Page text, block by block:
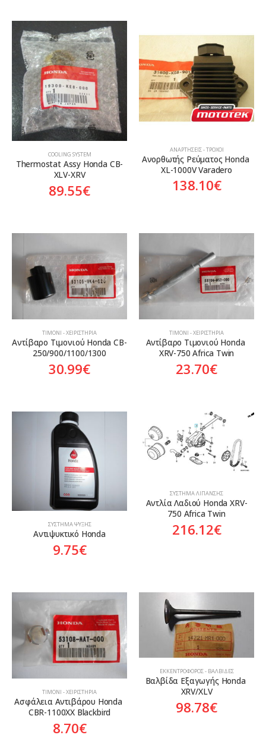
COOLING SYSTEM
Thermostat Assy Honda CB-
XLV-XRV
89.55€
ΑΝΑΡΤΉΣΕΙΣ - ΤΡΟΧΟΊ
Ανορθωτής Ρεύματος Honda
XL-1000V Varadero
138.10€
ΤΙΜΌΝΙ - ΧΕΙΡΙΣΤΉΡΙΑ
Αντίβαρο Τιμονιού Honda CB-
250/900/1100/1300
30.99€
ΤΙΜΌΝΙ - ΧΕΙΡΙΣΤΉΡΙΑ
Αντίβαρο Τιμονιού Honda
XRV-750 Africa Twin
23.70€
ΣΎΣΤΗΜΑ ΨΎΞΗΣ
Αντιψυκτικό Honda
9.75€
ΣΎΣΤΗΜΑ ΛΊΠΑΝΣΗΣ
Αντλία Λαδιού Honda XRV-
750 Africa Twin
216.12€
ΤΙΜΌΝΙ - ΧΕΙΡΙΣΤΉΡΙΑ
Ασφάλεια Αντιβάρου Honda
CBR-1100XX Blackbird
8.70€
ΕΚΚΕΝΤΡΟΦΌΡΟΣ - ΒΑΛΒΊΔΕΣ
Βαλβίδα Εξαγωγής Honda
XRV/XLV
98.78€